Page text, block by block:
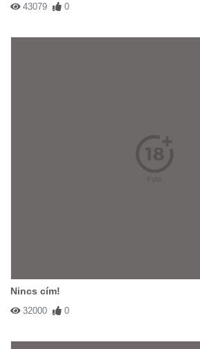
43079 0
Nincs cím!
32000 0